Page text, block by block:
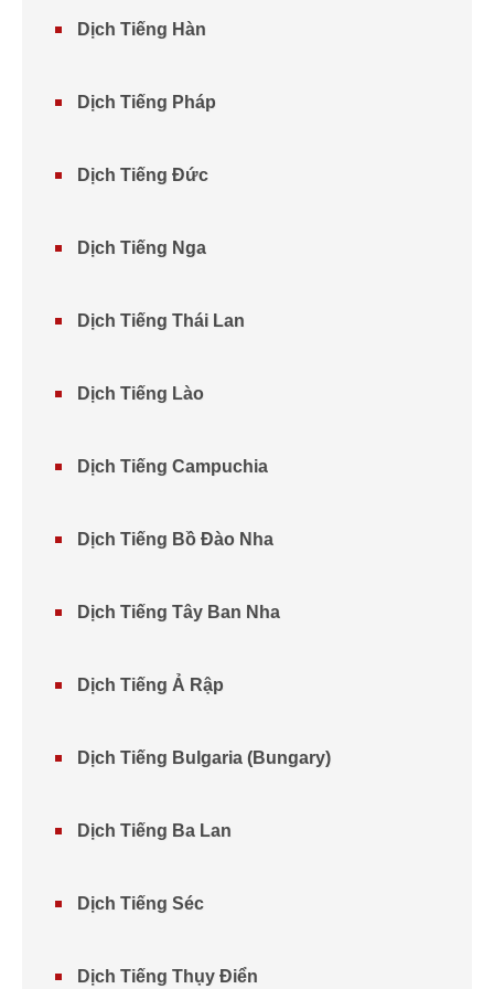
Dịch Tiếng Hàn
Dịch Tiếng Pháp
Dịch Tiếng Đức
Dịch Tiếng Nga
Dịch Tiếng Thái Lan
Dịch Tiếng Lào
Dịch Tiếng Campuchia
Dịch Tiếng Bồ Đào Nha
Dịch Tiếng Tây Ban Nha
Dịch Tiếng Ả Rập
Dịch Tiếng Bulgaria (Bungary)
Dịch Tiếng Ba Lan
Dịch Tiếng Séc
Dịch Tiếng Thụy Điển